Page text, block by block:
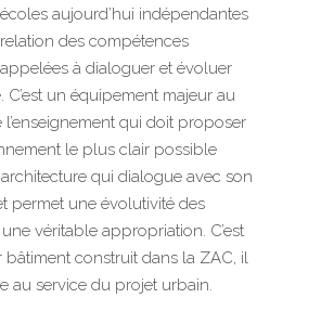
aujourd’hui indépendantes
des compétences
à dialoguer et évoluer
C’est un équipement majeur au
l’enseignement qui doit proposer
le plus clair possible
qui dialogue avec son
permet une évolutivité des
véritable appropriation. C’est
bâtiment construit dans la ZAC, il
au service du projet urbain.